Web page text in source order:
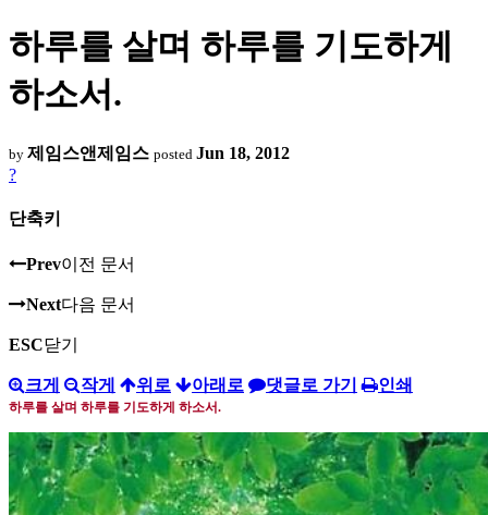
하루를 살며 하루를 기도하게
하소서.
by 제임스앤제임스 posted Jun 18, 2012
?
단축키
Prev이전 문서
Next다음 문서
ESC닫기
크게 작게 위로 아래로 댓글로 가기 인쇄
하루를 살며 하루를 기도하게 하소서.